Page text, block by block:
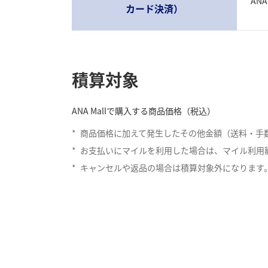
カード決済）
積算対象
ANA Mallで購入する商品価格（税込）
* 商品価格に加えて発生したその他金額（送料・
* お支払いにマイルを利用した場合は、マイル利
* キャンセルや返品の場合は積算対象外になります